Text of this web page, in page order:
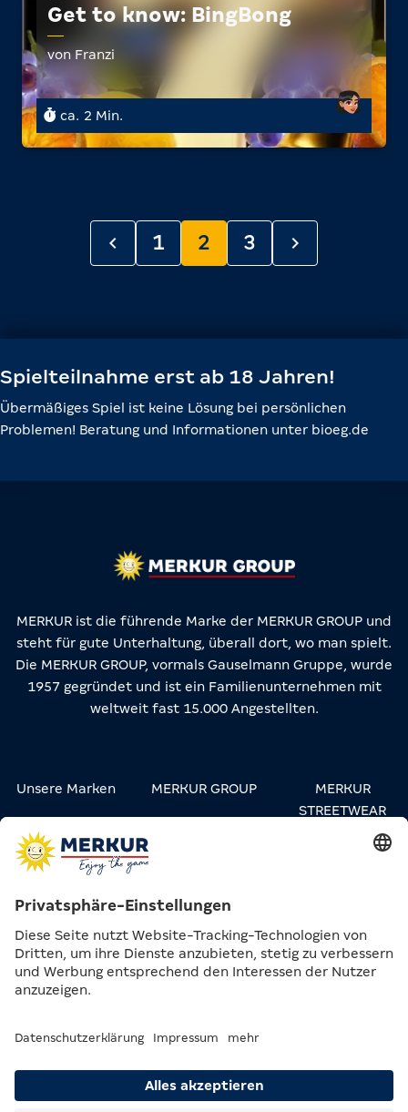
Get to know: BingBong
von Franzi
ca. 2 Min.
1 2 3
Spielteilnahme erst ab 18 Jahren!
Übermäßiges Spiel ist keine Lösung bei persönlichen
Problemen! Beratung und Informationen unter bioeg.de
MERKUR ist die führende Marke der MERKUR GROUP und
steht für gute Unterhaltung, überall dort, wo man spielt.
Die MERKUR GROUP, vormals Gauselmann Gruppe, wurde
1957 gegründet und ist ein Familienunternehmen mit
weltweit fast 15.000 Angestellten.
Unsere Marken MERKUR GROUP
MERKUR
STREETWEAR
Karriere
Privatsphäre-
Impressum &